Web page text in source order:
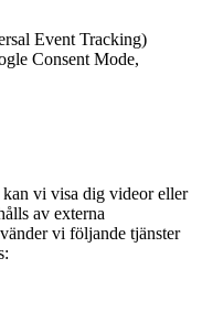
Event Tracking)
Consent Mode,
kan vi visa dig videor eller
av externa
vi följande tjänster